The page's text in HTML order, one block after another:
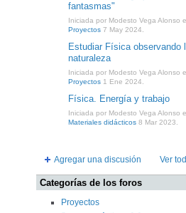
fantasmas"
Iniciada por Modesto Vega Alonso
Proyectos 7 May 2024.
Estudiar Física observando
naturaleza
Iniciada por Modesto Vega Alonso
Proyectos 1 Ene 2024.
Física. Energía y trabajo
Iniciada por Modesto Vega Alonso
Materiales didácticos 8 Mar 2023.
Agregar una discusión Ver
Categorías de los foros
Proyectos